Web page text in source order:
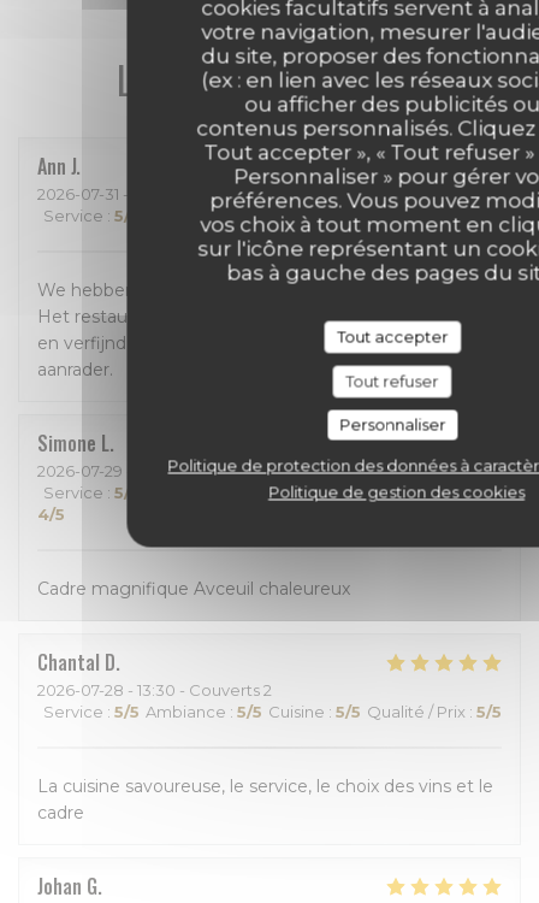
cookies facultatifs servent à
votre navigation, mesurer
du site, proposer des
(ex : en lien avec les réseaux
ou afficher des publicités ou
contenus personnalisés. Cliquez
Tout accepter », « Tout refuser »
Personnaliser » pour gérer
préférences. Vous pouvez
vos choix à tout moment en
sur l'icône représentant un
bas à gauche des pages du
Tout accepter
Tout refuser
Personnaliser
Politique de protection des données à
Politique de gestion des cookies
Les avis de nos clients
Ann J
2026-07-31 - 18:30 - Couverts 4
Service : 5/5 Ambiance /5 Cuisine /5 Qualité / Prix
We hebben enorm genoten van een geweldig diner!
Het restaurant is prachtig, het eten is bijzonder lekker
en verfijnd en de bediening was perfect! Een absolute
aanrader.
Simone L
2026-07-29 - 18:30 - Couverts 3
Service : 5/5 Cuisine: 4/5 Qualité / Prix:
4/5
Cadre magnifique Avceuil chaleureux
Chantal D
2026-07-28 - 13:30 - Couverts 2
Service : 5/5 Ambiance : 5/5 Cuisine : 5/5 Qualité / Prix : 5/5
La cuisine savoureuse, le service, le choix des vins et le
cadre
Johan G